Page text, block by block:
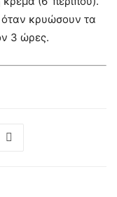
κρυώσουν τα
3 ώρες.